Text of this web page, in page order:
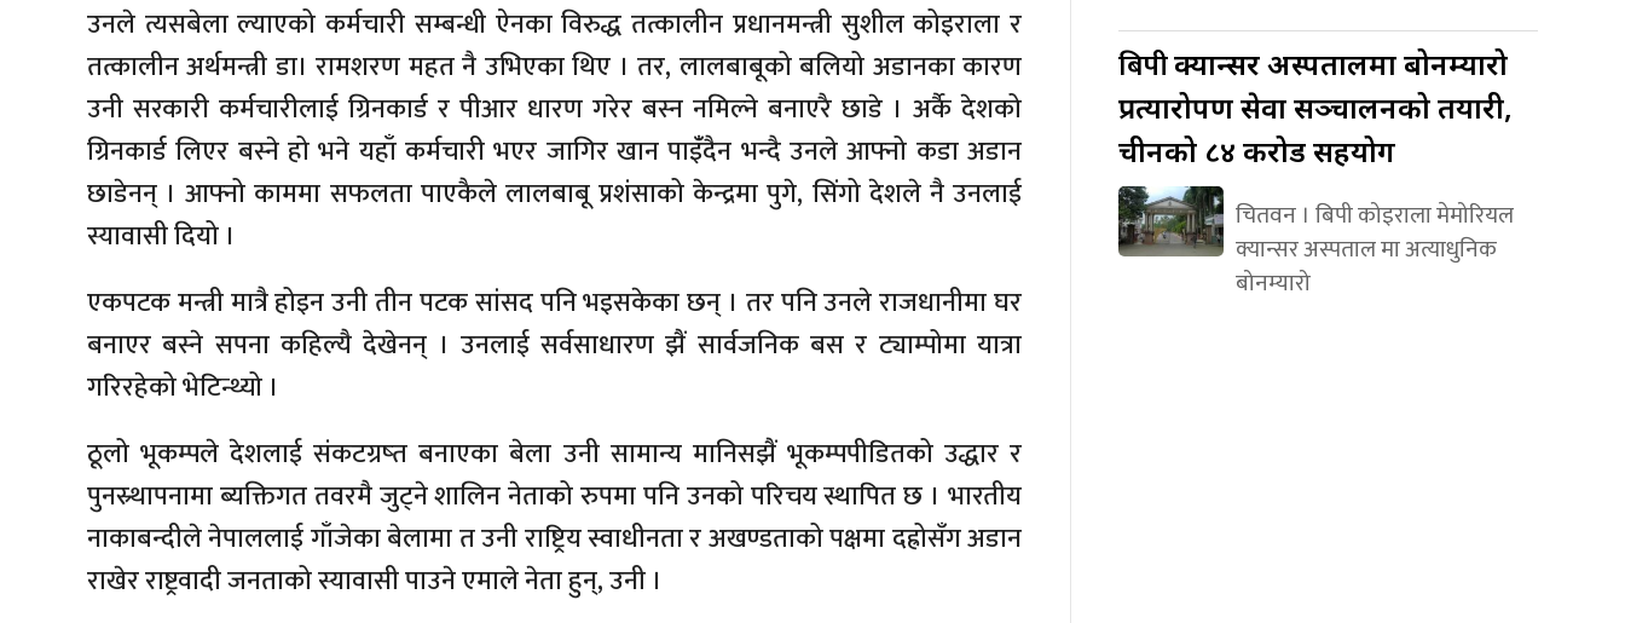
उनले त्यसबेला ल्याएको कर्मचारी सम्बन्धी ऐनका विरुद्ध तत्कालीन प्रधानमन्त्री सुशील कोइराला र
तत्कालीन अर्थमन्त्री डा। रामशरण महत नै उभिएका थिए । तर, लालबाबूको बलियो अडानका कारण
उनी सरकारी कर्मचारीलाई ग्रिनकार्ड र पीआर धारण गरेर बस्न नमिल्ने बनाएरै छाडे । अर्कै देशको
ग्रिनकार्ड लिएर बस्ने हो भने यहाँ कर्मचारी भएर जागिर खान पाइंँदैन भन्दै उनले आफ्नो कडा अडान
छाडेनन् । आफ्नो काममा सफलता पाएकैले लालबाबू प्रशंसाको केन्द्रमा पुगे, सिंगो देशले नै उनलाई
स्यावासी दियो ।
एकपटक मन्त्री मात्रै होइन उनी तीन पटक सांसद पनि भइसकेका छन् । तर पनि उनले राजधानीमा घर
बनाएर बस्ने सपना कहिल्यै देखेनन् । उनलाई सर्वसाधारण झैं सार्वजनिक बस र ट्याम्पोमा यात्रा
गरिरहेको भेटिन्थ्यो ।
ठूलो भूकम्पले देशलाई संकटग्रष्त बनाएका बेला उनी सामान्य मानिसझैं भूकम्पपीडितको उद्धार र
पुनस्र्थापनामा ब्यक्तिगत तवरमै जुट्ने शालिन नेताको रुपमा पनि उनको परिचय स्थापित छ । भारतीय
नाकाबन्दीले नेपाललाई गाँजेका बेलामा त उनी राष्ट्रिय स्वाधीनता र अखण्डताको पक्षमा दह्रोसँग अडान
राखेर राष्ट्रवादी जनताको स्यावासी पाउने एमाले नेता हुन्, उनी ।
बिपीक्यान्सर अस्पतालमा बोनम्यारो
प्रत्यारोपण सेवा सञ्चालनको तयारी,
चीनको ८४ करोड सहयोग
चितवन । बिपी कोइराला मेमोरियल
क्यान्सर अस्पताल मा अत्याधुनिक
बोनम्यारो